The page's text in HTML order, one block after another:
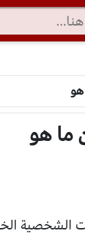
ما هو
الشخصية